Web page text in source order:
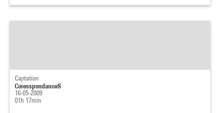
Captation
CoresspondanceS
16-05-2009
01h 17min